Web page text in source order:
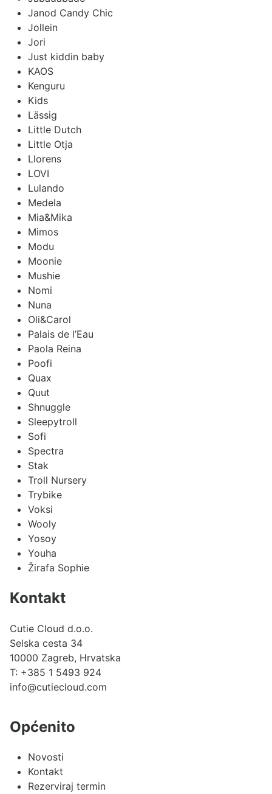
Janod Candy Chic
Jollein
Jori
Just kiddin baby
KAOS
Kenguru
Kids
Lässig
Little Dutch
Little Otja
Llorens
LOVI
Lulando
Medela
Mia&Mika
Mimos
Modu
Moonie
Mushie
Nomi
Nuna
Oli&Carol
Palais de l’Eau
Paola Reina
Poofi
Quax
Quut
Shnuggle
Sleepytroll
Sofi
Spectra
Stak
Troll Nursery
Trybike
Voksi
Wooly
Yosoy
Youha
Žirafa Sophie
Kontakt
Cutie Cloud d.o.o.
Selska cesta 34
10000 Zagreb, Hrvatska
T: +385 1 5493 924
info@cutiecloud.com
Općenito
Novosti
Kontakt
Rezerviraj termin